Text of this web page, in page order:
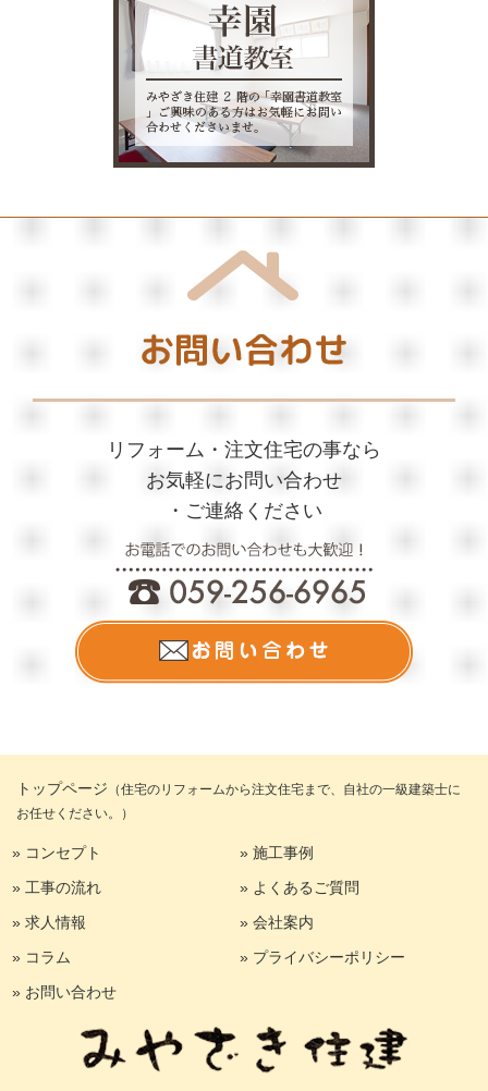
■ 2023/08/03
夏季休業のお知らせ
年末年始休業のお知らせ
■ 2022/11/29
津市M様邸新築工事引渡し
年末年始休業のお知られ
リフォーム・注文住宅の事なら
お気軽にお問い合わせ
・ご連絡ください
トップページ （住宅のリフォームから注文住宅まで、自社の一級建築士に
お任せください。）
» コンセプト
» 施工事例
» 工事の流れ
» よくあるご質問
» 求人情報
» 会社案内
» コラム
» プライバシーポリシー
» お問い合わせ